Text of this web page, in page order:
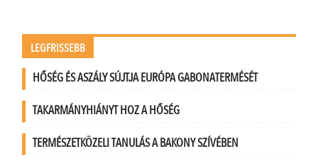
LEGFRISSEBB
HŐSÉG ÉS ASZÁLY SÚJTJA EURÓPA GABONATERMÉSÉT
TAKARMÁNYHIÁNYT HOZ A HŐSÉG
TERMÉSZETKÖZELI TANULÁS A BAKONY SZÍVÉBEN